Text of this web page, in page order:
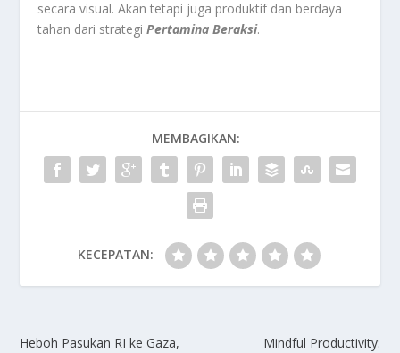
secara visual. Akan tetapi juga produktif dan berdaya
tahan dari strategiPertamina Beraksi.
MEMBAGIKAN:
KECEPATAN:
Heboh Pasukan RI ke Gaza,
Mindful Productivity: